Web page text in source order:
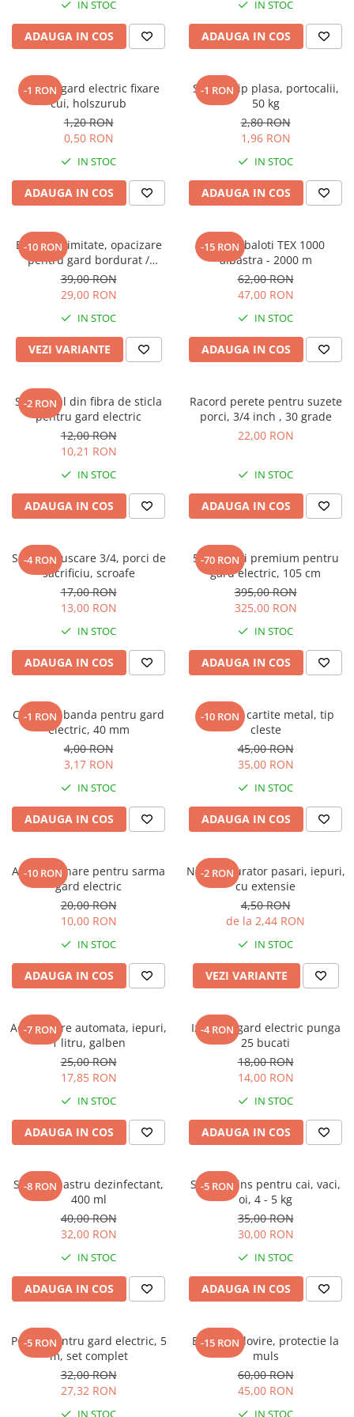
Testere
Sisteme fotovoltaice
Ventilatie
IN STOC
ADAUGA IN COS
IN STOC
ADAUGA IN COS
-1 RON
Izolator gard electric fixare
cui, holszurub
1,20 RON
0,50 RON
IN STOC
ADAUGA IN COS
-1 RON
Saci de tip plasa, portocalii,
50 kg
2,80 RON
1,96 RON
IN STOC
ADAUGA IN COS
-10 RON
Banda intimitate, opacizare
pentru gard bordurat /
balcon, din polietilena
39,00 RON
29,00 RON
IN STOC
VEZI VARIANTE
-15 RON
Sfoara baloti TEX 1000
albastra - 2000 m
62,00 RON
47,00 RON
IN STOC
ADAUGA IN COS
-2 RON
Stalp oval din fibra de sticla
pentru gard electric
12,00 RON
10,21 RON
IN STOC
ADAUGA IN COS
Racord perete pentru suzete
porci, 3/4 inch , 30 grade
22,00 RON
IN STOC
ADAUGA IN COS
-4 RON
Suzeta muscare 3/4, porci de
sacrificiu, scroafe
17,00 RON
13,00 RON
IN STOC
ADAUGA IN COS
-70 RON
50 x Stalpi premium pentru
gard electric, 105 cm
395,00 RON
325,00 RON
IN STOC
ADAUGA IN COS
-1 RON
Conector banda pentru gard
electric, 40 mm
4,00 RON
3,17 RON
IN STOC
ADAUGA IN COS
-10 RON
Capcana cartite metal, tip
cleste
45,00 RON
35,00 RON
IN STOC
ADAUGA IN COS
-10 RON
Arc tensionare pentru sarma
gard electric
20,00 RON
10,00 RON
IN STOC
ADAUGA IN COS
-2 RON
Niplu picurator pasari, iepuri,
cu extensie
4,50 RON
de la 2,44 RON
IN STOC
VEZI VARIANTE
-7 RON
Adapatoare automata, iepuri,
1 litru, galben
25,00 RON
17,85 RON
IN STOC
ADAUGA IN COS
-4 RON
Izolatori gard electric punga
25 bucati
18,00 RON
14,00 RON
IN STOC
ADAUGA IN COS
-8 RON
Spray albastru dezinfectant,
400 ml
40,00 RON
32,00 RON
IN STOC
ADAUGA IN COS
-5 RON
Sare de lins pentru cai, vaci,
oi, 4 - 5 kg
35,00 RON
30,00 RON
IN STOC
ADAUGA IN COS
-5 RON
Poarta pentru gard electric, 5
m, set complet
32,00 RON
27,32 RON
IN STOC
-15 RON
Bara anti lovire, protectie la
muls
60,00 RON
45,00 RON
IN STOC